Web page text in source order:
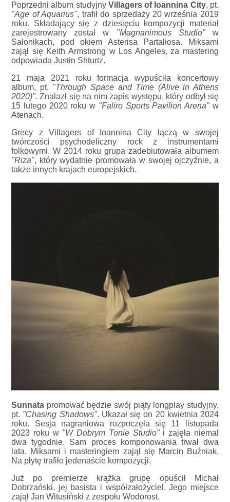
Poprzedni album studyjnyVillagers of Ioannina City, pt.
"Age of Aquarius", trafił do sprzedaży 20 września 2019
roku. Składający się z dziesięciu kompozycji materiał
zarejestrowany został w "Magnanimous Studio" w
Salonikach, pod okiem Asterisa Partaliosa. Miksami
zajął się Keith Armstrong w Los Angeles, za mastering
odpowiada Justin Shturtz.
21 maja 2021 roku formacja wypuściła koncertowy
album, pt. "Through Space and Time (Alive in Athens
2020)". Znalazł się na nim zapis występu, który odbył się
15 lutego 2020 roku w "Faliro Sports Pavilion Arena" w
Atenach.
Grecy z Villagers of Ioannina City łączą w swojej
twórczości psychodeliczny rock z instrumentami
folkowymi. W 2014 roku grupa zadebiutowała albumem
"Riza", który wydatnie promowała w swojej ojczyźnie, a
także innych krajach europejskich.
Sunnata promować będzie swój piąty longplay studyjny,
pt. "Chasing Shadows". Ukazał się on 20 kwietnia 2024
roku. Sesja nagraniowa rozpoczęła się 11 listopada
2023 roku w "W Dobrym Tonie Studio"i zajęła niemal
dwa tygodnie. Sam proces komponowania trwał dwa
lata. Miksami i masteringiem zajął się Marcin Buźniak.
Na płytę trafiło jedenaście kompozycji.
Już po premierze krążka grupę opuścił Michał
Dobrzański, jej basista i współzałożyciel. Jego miejsce
zajął Jan Witusiński z zespołu Wodorost.